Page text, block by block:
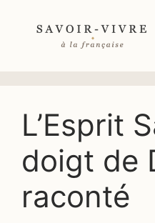
L’Esprit
doigt de
raconté